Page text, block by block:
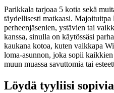
Parikkala tarjoaa 5 kotia sekä
täydellisesti matkaasi. Majoituitpa
perheenjäsenien, ystävien tai
kanssa, sinulla on käytössäsi
kaukana kotoa, kuten vaikkapa
loma-asunnon, joka sopii
muun muassa savuttomia tai
Löydä tyyliisi